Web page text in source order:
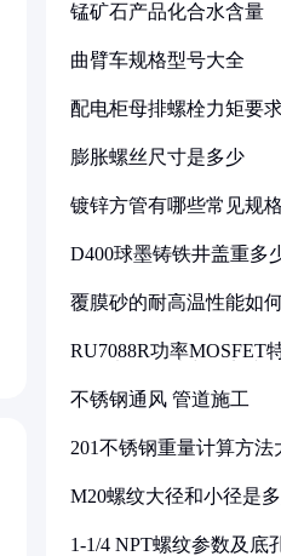
锰矿石产品化合水含量
曲臂车规格型号大全
配电柜母排螺栓力矩要
膨胀螺丝尺寸是多少
镀锌方管有哪些常见规
D400球墨铸铁井盖重多
覆膜砂的耐高温性能如
RU7088R功率MOSFET
不锈钢通风 管道施工
201不锈钢重量计算方法
M20螺纹大径和小径是
1-1/4 NPT螺纹参数及底